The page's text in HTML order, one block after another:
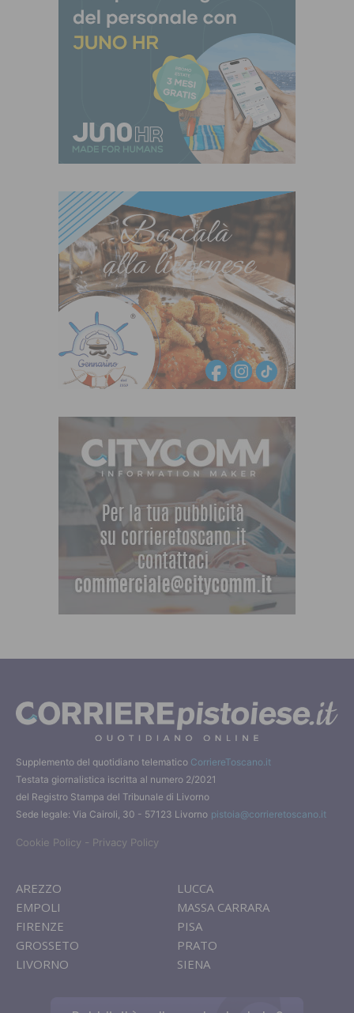
Supplemento del quotidiano telematico CorriereToscano.it
Testata giornalistica iscritta al numero 2/2021
del Registro Stampa del Tribunale di Livorno
Sede legale: Via Cairoli, 30 - 57123 Livorno pistoia@corrieretoscano.it
Cookie Policy - Privacy Policy
AREZZO
EMPOLI
FIRENZE
GROSSETO
LIVORNO
LUCCA
MASSA CARRARA
PISA
PRATO
SIENA